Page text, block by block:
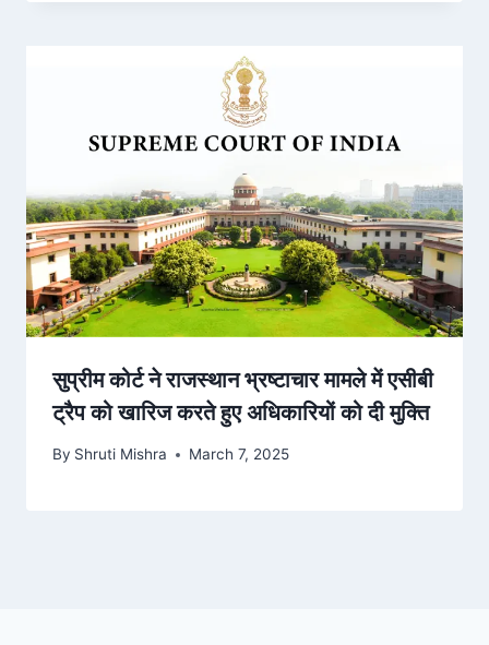
सुप्रीम कोर्ट ने राजस्थान भ्रष्टाचार मामले में एसीबी
ट्रैप को खारिज करते हुए अधिकारियों को दी मुक्ति
By Shruti Mishra March 7, 2025